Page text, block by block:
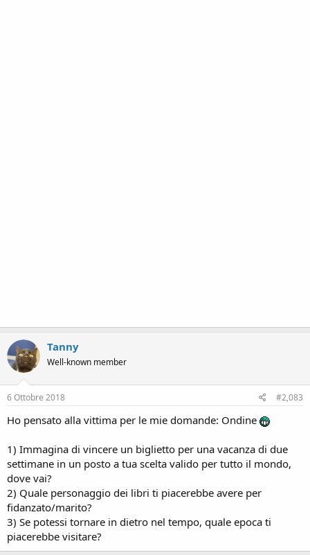
Tanny
Well-known member
6 Ottobre 2018 #2,083
Ho pensato alla vittima per le mie domande: Ondine
1) Immagina di vincere un biglietto per una vacanza di due
settimane in un posto a tua scelta valido per tutto il mondo,
dove vai?
2) Quale personaggio dei libri ti piacerebbe avere per
fidanzato/marito?
3) Se potessi tornare in dietro nel tempo, quale epoca ti
piacerebbe visitare?